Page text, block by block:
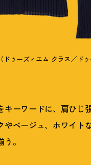
ゥーズィエム クラス／ドゥ
キーワードに、肩ひじ
ベージュ、ホワイト
。